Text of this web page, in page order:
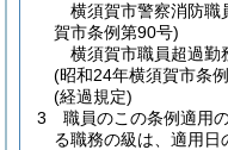
横須賀市警察消防職
賀市条例第90号)
横須賀市職員超過勤
(昭和24年横須賀市条
(経過規定)
3
職員のこの条例適用
る職務の級は、適用日